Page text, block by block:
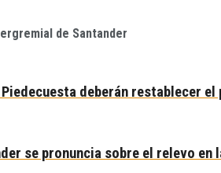
de Santander
deberán restablecer
se pronuncia sobre el relevo en